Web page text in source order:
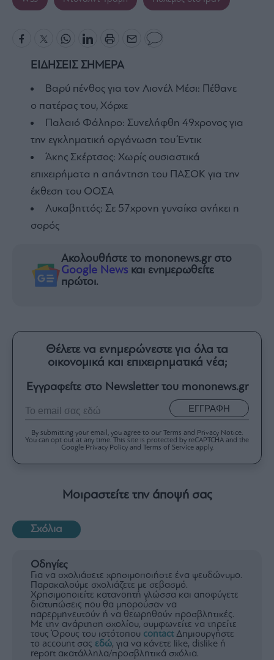
ΕΙΔΗΣΕΙΣ ΣΗΜΕΡΑ
Βαρύ πένθος για τον Λιονέλ Μέσι: Πέθανε
ο πατέρας του, Χόρχε
Παλαιό Φάληρο: Συνελήφθη 49χρονος για
την εγκληματική οργάνωση του Έντικ
Άκης Σκέρτσος: Χωρίς ουσιαστικά
επιχειρήματα η απάντηση του ΠΑΣΟΚ για την
έκθεση του ΟΟΣΑ
Λυκαβηττός: Σε 57χρονη γυναίκα ανήκει η
σορός
Ακολουθήστε το mononews.gr στο
Google News και ενημερωθείτε
πρώτοι.
Θέλετε να ενημερώνεστε για όλα τα
οικονομικά και επιχειρηματικά νέα;
Εγγραφείτε στο Newsletter του mononews.gr
ΕΓΓΡΑΦΗ
By submitting your email, you agree to our Terms and Privacy Notice.
You can opt out at any time. This site is protected by reCAPTCHA and the
Google Privacy Policy and Terms of Service apply.
Μοιραστείτε την άποψή σας
Σχόλια
Οδηγίες
Για να σχολιάσετε χρησιμοποιήστε ένα ψευδώνυμο.
Παρακαλούμε σχολιάζετε με σεβασμό.
Χρησιμοποιείτε κατανοητή γλώσσα και αποφύγετε
διατυπώσεις που θα μπορούσαν να
παρερμηνευτούν ή να θεωρηθούν προσβλητικές.
Με την ανάρτηση σχολίου, συμφωνείτε να τηρείτε
τους Όρους του ιστότοπου contactΔημιουργήστε
το account σας εδώ, για να κάνετε like, dislike ή
report ακατάλληλα/προσβλητικά σχόλια.